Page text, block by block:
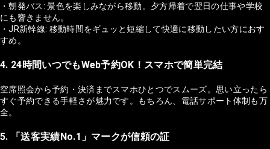
・朝発バス: 景色を楽しみながら移動。夕方帰着で翌日の仕事や学校
にも響きません。
・JR新幹線: 移動時間をギュッと短縮して快適に移動したい方におす
すめ。
4. 24時間いつでもWeb予約OK！スマホで簡単完結
空席照会から予約・決済までスマホひとつでスムーズ。思い立ったら
すぐ予約できる手軽さが魅力です。もちろん、電話サポート体制も万
全。
5. 「送客実績No.1」マークが信頼の証